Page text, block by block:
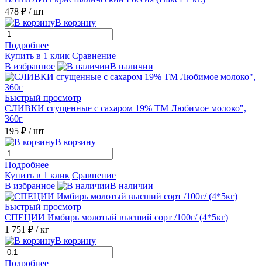
478 ₽ / шт
В корзину
Подробнее
Купить в 1 клик Сравнение
В избранное
В наличии
Быстрый просмотр
СЛИВКИ сгущенные с сахаром 19% ТМ Любимое молоко",
360г
195 ₽ / шт
В корзину
Подробнее
Купить в 1 клик Сравнение
В избранное
В наличии
Быстрый просмотр
СПЕЦИИ Имбирь молотый высший сорт /100г/ (4*5кг)
1 751 ₽ / кг
В корзину
Подробнее